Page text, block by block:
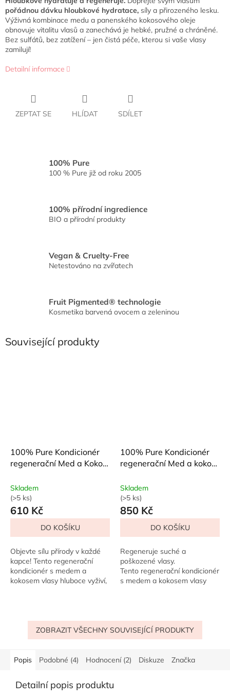
pořádnou dávku hloubkové hydratace, síly a přirozeného lesku.
Výživná kombinace medu a panenského kokosového oleje
obnovuje vitalitu vlasů a zanechává je hebké, pružné a chráněné.
Bez sulfátů, bez zatížení – jen čistá péče, kterou si vaše vlasy
zamilují!
Detailní informace
ZEPTAT SE HLÍDAT SDÍLET
100% Pure
100 % Pure již od roku 2005
100% přírodní ingredience
BIO a přírodní produkty
Vegan & Cruelty-Free
Netestováno na zvířatech
Fruit Pigmented® technologie
Kosmetika barvená ovocem a zeleninou
Související produkty
100% Pure Kondicionér
regenerační Med a Kokos
Skladem
(>5 ks)
610 Kč
DO KOŠÍKU
Objevte sílu přírody v každé
kapce! Tento regenerační
kondicionér s medem a
kokosem vlasy hluboce vyživí,
100% Pure Kondicionér
regenerační Med a kokos
Skladem
(>5 ks)
850 Kč
DO KOŠÍKU
Regeneruje suché a
poškozené vlasy.
Tento regenerační kondicionér
s medem a kokosem vlasy
ZOBRAZIT VŠECHNY SOUVISEJÍCÍ PRODUKTY
Popis Podobné (4) Hodnocení (2) Diskuze Značka
Detailní popis produktu